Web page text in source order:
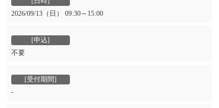
2026/09/13（日） 09:30～15:00
不要
‐